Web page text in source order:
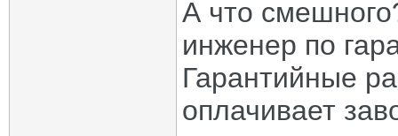
А что
инженер по
Гарантийные
оплачивает